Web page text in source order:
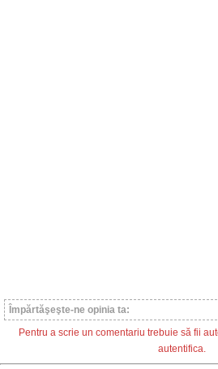
Împărtăşeşte-ne opinia ta:
Pentru a scrie un comentariu trebuie să fii
autentifica.